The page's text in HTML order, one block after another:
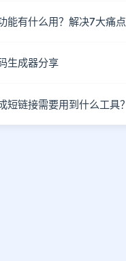
能有什么用？解决7大痛点
生成器分享
短链接需要用到什么工具？